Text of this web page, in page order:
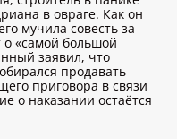
в овраге. Как он
мучила совесть за
о «самой большой
заявил, что
продавать
приговора в связи
о наказании остаётся